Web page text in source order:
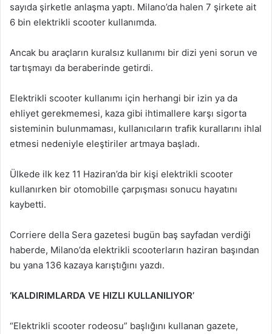
sayıda şirketle anlaşma yaptı. Milano’da halen 7 şirkete ait
6 bin elektrikli scooter kullanımda.
Ancak bu araçların kuralsız kullanımı bir dizi yeni sorun ve
tartışmayı da beraberinde getirdi.
Elektrikli scooter kullanımı için herhangi bir izin ya da
ehliyet gerekmemesi, kaza gibi ihtimallere karşı sigorta
sisteminin bulunmaması, kullanıcıların trafik kurallarını ihlal
etmesi nedeniyle eleştiriler artmaya başladı.
Ülkede ilk kez 11 Haziran’da bir kişi elektrikli scooter
kullanırken bir otomobille çarpışması sonucu hayatını
kaybetti.
Corriere della Sera gazetesi bugün baş sayfadan verdiği
haberde, Milano’da elektrikli scooterların haziran başından
bu yana 136 kazaya karıştığını yazdı.
‘KALDIRIMLARDA VE HIZLI KULLANILIYOR’
“Elektrikli scooter rodeosu” başlığını kullanan gazete,